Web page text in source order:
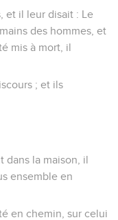
et il leur disait : Le
des hommes, et
mis à mort, il
; et ils
dans la maison, il
ensemble en
en chemin, sur celui